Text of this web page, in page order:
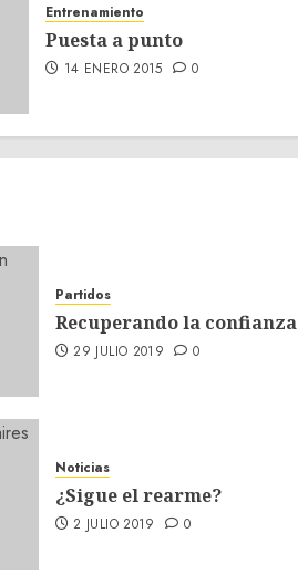
Entrenamiento
Puesta a punto
14 ENERO 2015 0
Partidos
Recuperando la confianza
29 JULIO 2019 0
Noticias
¿Sigue el rearme?
2 JULIO 2019 0